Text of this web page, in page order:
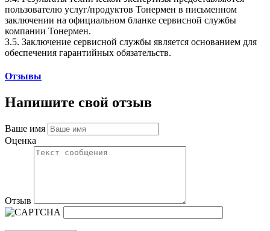
пользователю услуг/продуктов Тонермен в письменном
заключении на официальном бланке сервисной службы
компании Тонермен.
3.5. Заключение сервисной службы является основанием для
обеспечения гарантийных обязательств.
Отзывы
Напишите свой отзыв
Ваше имя
Оценка
Отзыв